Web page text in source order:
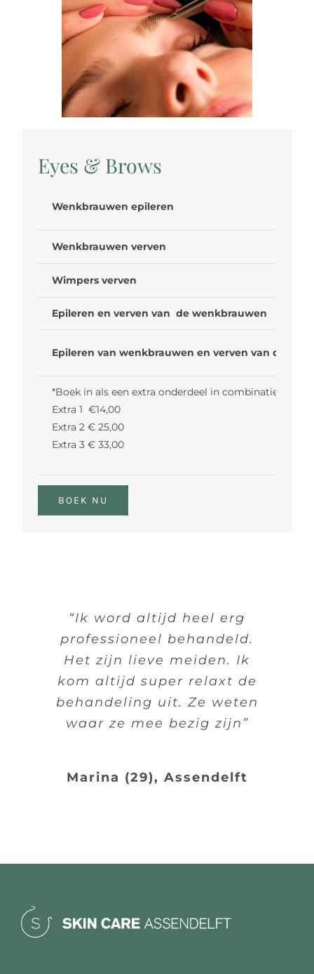
Eyes & Brows
Wenkbrauwen epileren
Wenkbrauwen verven
Wimpers verven
Epileren en verven van de wenkbrauwen
Epileren van wenkbrauwen en verven van de
*Boek in als een extra onderdeel in combinatie met
Extra 1 €14,00
Extra 2 € 25,00
Extra 3 € 33,00
BOEK NU
“Ik word altijd heel erg
professioneel behandeld.
Het zijn lieve meiden. Ik
kom altijd super relaxt de
behandeling uit. Ze weten
waar ze mee bezig zijn”
Marina (29), Assendelft